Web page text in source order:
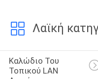
Λαϊκή
Καλώδιο Του
Τοπικού LAN